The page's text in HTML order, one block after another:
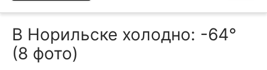
В Норильске холодно: -64°
(8 фото)